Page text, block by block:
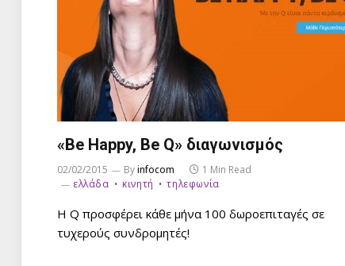
«Be Happy, Be Q» διαγωνισμός
02/02/2015 Byinfocom
1 Min Read
ελλάδα
κινητή τηλεφωνία
Η Q προσφέρει κάθε μήνα 100 δωροεπιταγές σε
τυχερούς συνδρομητές!